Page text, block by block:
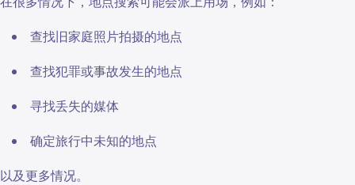
查找旧家庭照片拍摄的地点
查找犯罪或事故发生的地点
寻找丢失的媒体
确定旅行中未知的地点
以及更多情况。